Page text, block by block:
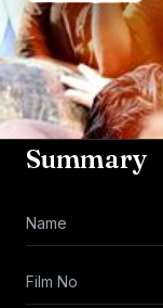
Summary
Name
Film No